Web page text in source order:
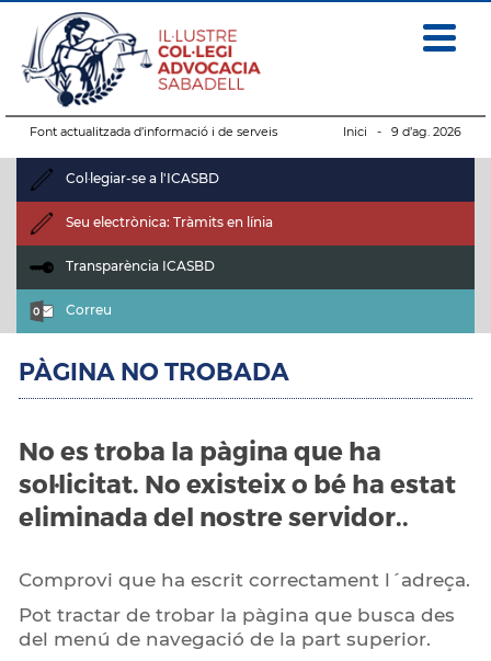
Font actualitzada d’informació i de serveis Inici - 9 d’ag. 2026
Col·legiar-se a l'ICASBD
Seu electrònica: Tràmits en línia
Transparència ICASBD
Correu
PÀGINA NO TROBADA
No es troba la pàgina que ha
sol·licitat. No existeix o bé ha estat
eliminada del nostre servidor..
Comprovi que ha escrit correctament l´adreça.
Pot tractar de trobar la pàgina que busca des
del menú de navegació de la part superior.